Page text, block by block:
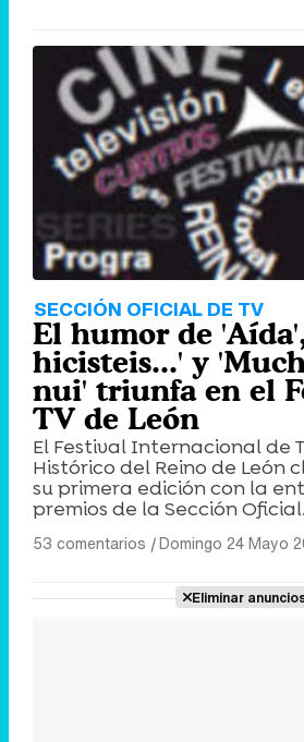
SECCIÓN OFICIAL DE TV
El humor de
hicisteis...' y
nui' triunfa en el
TV de León
El Festival Internacional de
Histórico del Reino de León
su primera edición con la
premios de la Sección Oficial.
53 comentarios |Domingo 24 Mayo
Eliminar